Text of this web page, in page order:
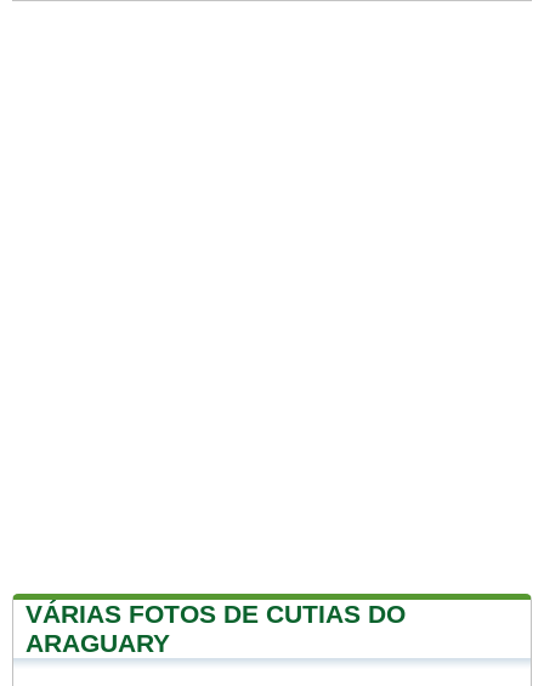
VÁRIAS FOTOS DE CUTIAS DO
ARAGUARY